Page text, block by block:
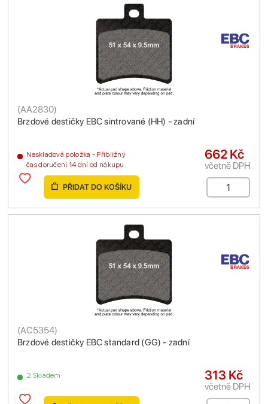
Brzdové destičky EBC sintrované (HH) - zadní
(AA2830)
Neskladová položka - Přibližný
čas doručení 14 dní od nákupu
662 Kč
včetně DPH
PŘIDAT DO KOŠÍKU
Brzdové destičky EBC standard (GG) - zadní
(AC5354)
2 Skladem 313 Kč
včetně DPH